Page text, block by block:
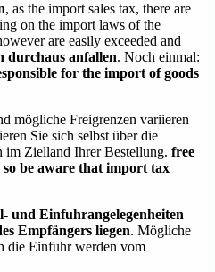
, as the import sales tax, there are
on the import laws of the
are easily exceeded and
durchaus anfallen. Noch einmal:
for the import of goods
mögliche Freigrenzen variieren
Sie sich selbst über die
im Zielland Ihrer Bestellung. free
be aware that import tax
und Einfuhrangelegenheiten
Empfängers liegen. Mögliche
die Einfuhr werden vom